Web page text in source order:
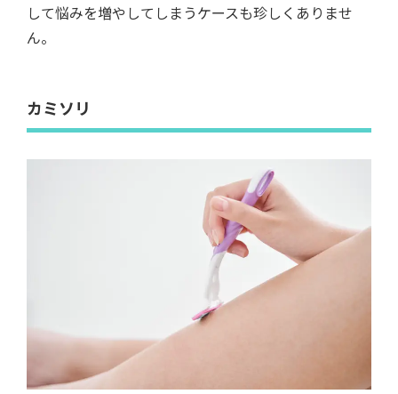
して悩みを増やしてしまうケースも珍しくありませ
ん。
カミソリ